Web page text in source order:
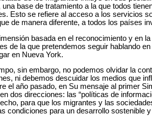
una base de tratamiento a la que todos
Esto se refiere al acceso a los servicios
de manera diferente, a todos los países
basada en el reconocimiento y en
de la que pretendemos seguir hablando
en Nueva York.
sin embargo, no podemos olvidar la
ni debemos descuidar los medios que
el año pasado, en Su mensaje al primer
dos direcciones: las “políticas de
para que los migrantes y las
condiciones para un desarrollo sostenible